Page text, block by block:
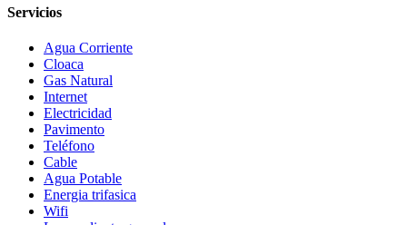
Servicios
Agua Corriente
Cloaca
Gas Natural
Internet
Electricidad
Pavimento
Teléfono
Cable
Agua Potable
Energia trifasica
Wifi